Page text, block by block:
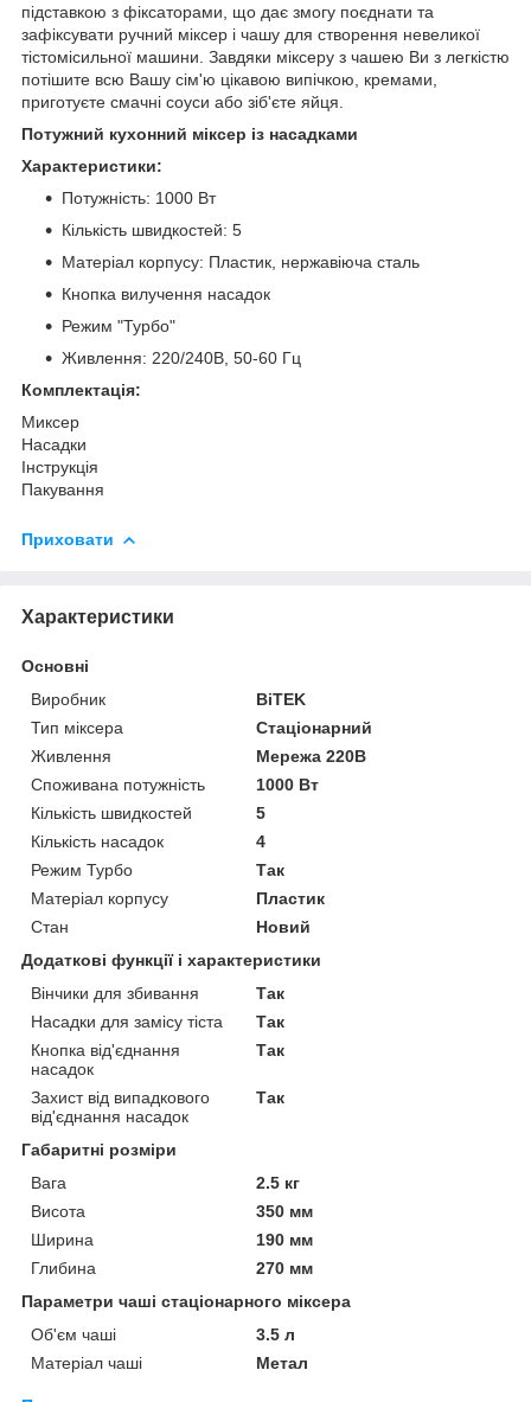
підставкою з фіксаторами, що дає змогу поєднати та
зафіксувати ручний міксер і чашу для створення невеликої
тістомісильної машини. Завдяки міксеру з чашею Ви з легкістю
потішите всю Вашу сім'ю цікавою випічкою, кремами,
приготуєте смачні соуси або зіб'єте яйця.
Потужний кухонний міксер із насадками
Характеристики:
Потужність: 1000 Вт
Кількість швидкостей: 5
Матеріал корпусу: Пластик, нержавіюча сталь
Кнопка вилучення насадок
Режим "Турбо"
Живлення: 220/240В, 50-60 Гц
Комплектація:
Миксер
Насадки
Інструкція
Пакування
Приховати
Характеристики
Основні
Виробник
BiTEK
Тип міксера
Стаціонарний
Живлення
Мережа 220В
Споживана потужність
1000 Вт
Кількість швидкостей
5
Кількість насадок
4
Режим Турбо
Так
Матеріал корпусу
Пластик
Стан
Новий
Додаткові функції і характеристики
Вінчики для збивання
Так
Насадки для замісу тіста
Так
Кнопка від'єднання
насадок
Так
Захист від випадкового
від'єднання насадок
Так
Габаритні розміри
Вага
2.5 кг
Висота
350 мм
Ширина
190 мм
Глибина
270 мм
Параметри чаші стаціонарного міксера
Об'єм чаші
3.5 л
Матеріал чаші
Метал